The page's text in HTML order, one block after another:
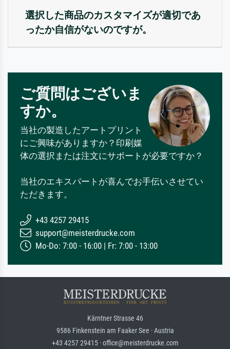
選択した商品のカスタマイズが適切であ
ったか自信がないのですが。
ご質問はございま
すか。
当社の製造したアートプリント
にご興味がありますか？印刷媒
体の選択または注文にサポートが必要ですか？
当社のエキスパートが喜んでお手伝いさせてい
ただきます。
+43 4257 29415
support@meisterdrucke.com
Mo-Do: 7:00 - 16:00 | Fr: 7:00 - 13:00
Kärntner Strasse 46
9586 Finkenstein am Faaker See · Austria
+43 4257 29415 · office@meisterdrucke.com